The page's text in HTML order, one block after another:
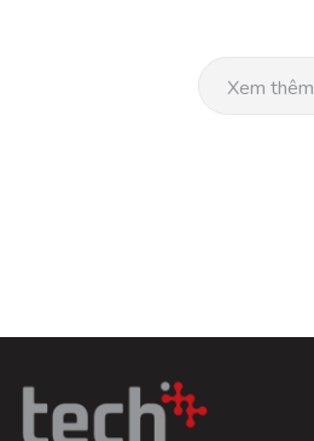
Xem thêm